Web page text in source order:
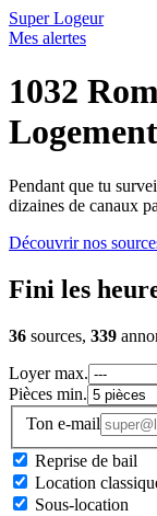
Super Logeur
Mes alertes
1032
Pendant que tu
dizaines de canaux
Découvrir nos
Fini les
36 sources, 339
Loyer max.
Pièces min.
Ton e-mail
Reprise de bail
Location
Sous-location